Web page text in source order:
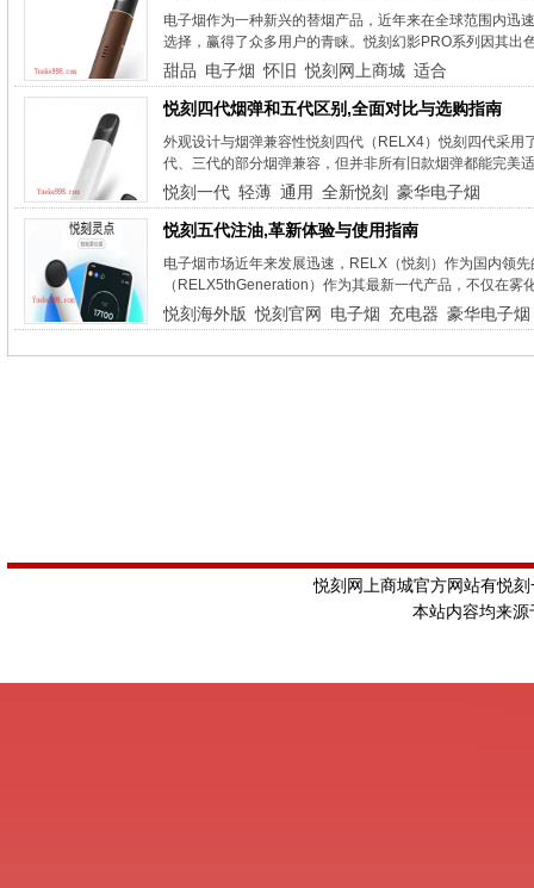
电子烟作为一种新兴的替烟产品，近年来在全球范围内迅
选择，赢得了众多用户的青睐。悦刻幻影PRO系列因其
甜品 电子烟 怀旧 悦刻网上商城 适合
悦刻四代烟弹和五代区别,全面对比与选购指南
外观设计与烟弹兼容性悦刻四代（RELX4）悦刻四代采用
代、三代的部分烟弹兼容，但并非所有旧款烟弹都能完
悦刻一代 轻薄 通用 全新悦刻
豪华电子烟
悦刻五代注油,革新体验与使用指南
电子烟市场近年来发展迅速，RELX（悦刻）作为国内领
（RELX5thGeneration）作为其最新一代产品，不仅在
悦刻海外版 悦刻官网 电子烟 充电器 豪华电子烟
悦刻网上商城官方网站有悦
本站内容均来